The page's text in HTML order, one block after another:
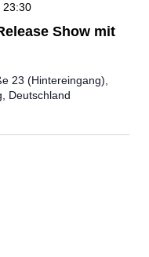
Show mit
23:30
23 (Hintereingang),
Deutschland